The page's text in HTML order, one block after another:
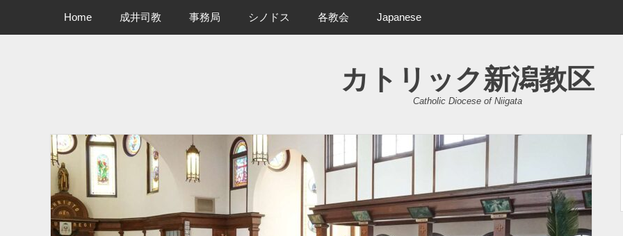
メインメニュー
ッ
プ
Home 成井司教 事務局 シノドス 各教会 Japanese
カトリック新潟教区
Catholic Diocese of Niigata